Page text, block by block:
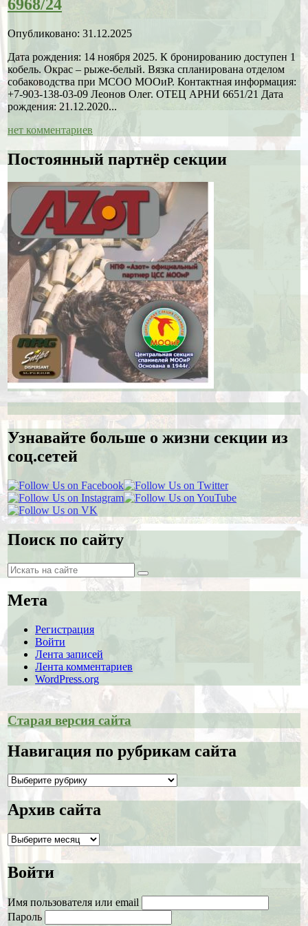
6968/24
Опубликовано: 31.12.2025
Дата рождения: 14 ноября 2025. К бронированию доступен 1
кобель. Окрас – рыже-белый. Вязка спланирована отделом
собаководства при МСОО МООиР. Контактная информация:
+7-903-138-03-09 Леонов Олег. ОТЕЦ АРНИ 6651/21 Дата
рождения: 21.12.2020...
нет комментариев
Постоянный партнёр секции
Узнавайте больше о жизни секции из
соц.сетей
Поиск по сайту
Поиск
Поиск
Мета
Регистрация
Войти
Лента записей
Лента комментариев
WordPress.org
Старая версия сайта
Навигация по рубрикам сайта
Навигация
рубрикам
сайта
Архив сайта
Архив
Войти
Имя пользователя или email
Пароль